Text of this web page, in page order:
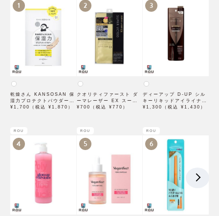
1
乾燥さん KANSOSAN 保
湿力プロテクトパウダー
10g【BCLカンパニー】
¥1,700（税込 ¥1,870）
2
クオリティファースト ダ
ーマレーザー EX スーパ
ー VC100 マスク 1枚入
¥700（税込 ¥770）
3
ディーアップ D-UP シル
キーリキッドアイライナー
WP ブラウンブラック
¥1,300（税込 ¥1,430）
ROU
4
ROU
5
ROU
6